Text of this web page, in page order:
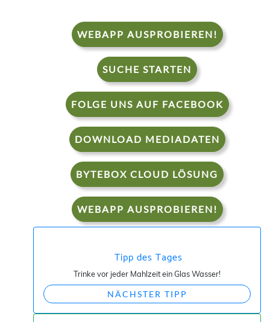
WEBAPP AUSPROBIEREN!
SUCHE STARTEN
FOLGE UNS AUF FACEBOOK
DOWNLOAD MEDIADATEN
BYTEBOX CLOUD LÖSUNG
WEBAPP AUSPROBIEREN!
Tipp des Tages
Trinke vor jeder Mahlzeit ein Glas Wasser!
NÄCHSTER TIPP